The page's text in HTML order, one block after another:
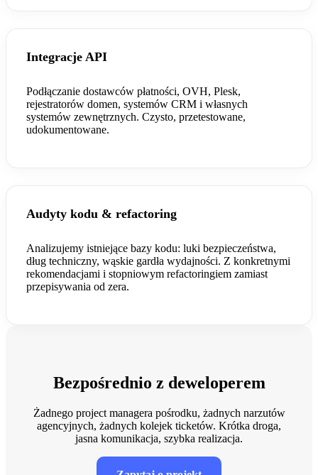
Integracje API
Podłączanie dostawców płatności, OVH, Plesk,
rejestratorów domen, systemów CRM i własnych
systemów zewnętrznych. Czysto, przetestowane,
udokumentowane.
Audyty kodu & refactoring
Analizujemy istniejące bazy kodu: luki bezpieczeństwa,
dług techniczny, wąskie gardła wydajności. Z konkretnymi
rekomendacjami i stopniowym refactoringiem zamiast
przepisywania od zera.
Bezpośrednio z deweloperem
Żadnego project managera pośrodku, żadnych narzutów
agencyjnych, żadnych kolejek ticketów. Krótka droga,
jasna komunikacja, szybka realizacja.